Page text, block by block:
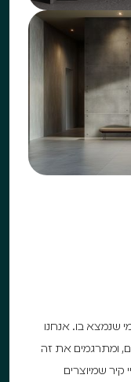
שנמצא בו. אנחנו
ומתרגמים את זה
קיר שמיוצרים